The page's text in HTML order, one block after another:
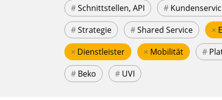
#Schnittstellen, API #
#Strategie #Shared Service ×
× Dienstleister × Mobilität #
# Beko # UVI